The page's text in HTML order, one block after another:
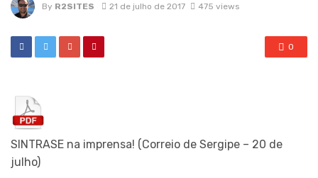
By R2SITES 21 de julho de 2017 475 views
0
SINTRASE na imprensa! (Correio de Sergipe – 20 de
julho)